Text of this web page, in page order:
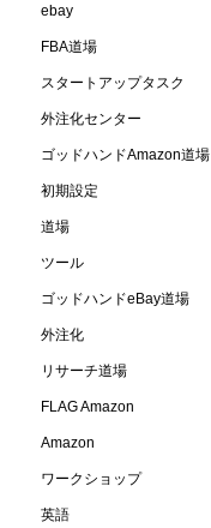
ebay
FBA道場
スタートアップタスク
外注化センター
ゴッドハンドAmazon道場
初期設定
道場
ツール
ゴッドハンドeBay道場
外注化
リサーチ道場
FLAG Amazon
Amazon
ワークショップ
英語